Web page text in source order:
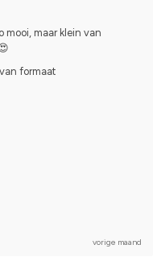
mooi, maar klein van
formaat
vorige maand